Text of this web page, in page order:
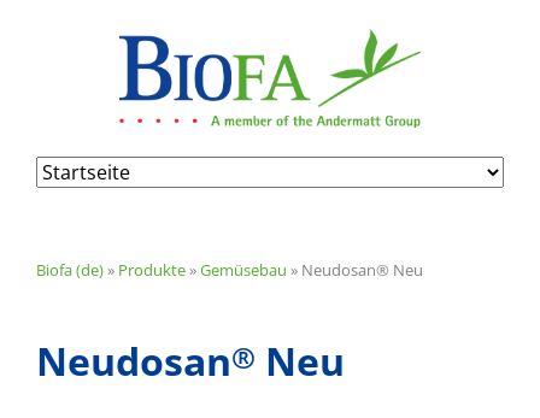
Navigation
überspringen
Biofa (de)» Produkte»Gemüsebau » Neudosan® Neu
Neudosan® Neu